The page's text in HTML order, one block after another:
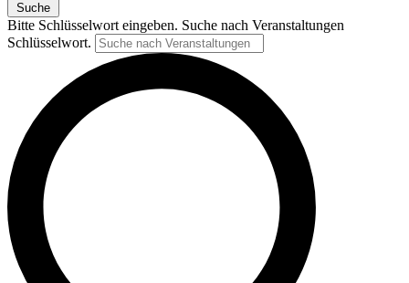
Suche
Bitte Schlüsselwort eingeben. Suche nach Veranstaltungen
Schlüsselwort.